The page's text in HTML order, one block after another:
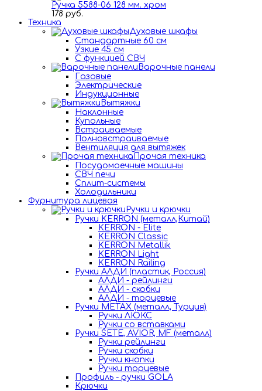
Ручка 5588-06 128 мм. хром
178 руб.
Техника
Духовые шкафы
Стандартные 60 см
Узкие 45 см
С функцией СВЧ
Варочные панели
Газовые
Электрические
Индукционные
Вытяжки
Наклонные
Купольные
Встраиваемые
Полновстраиваемые
Вентиляция для вытяжек
Прочая техника
Посудомоечные машины
СВЧ печи
Сплит-системы
Холодильники
Фурнитура лицевая
Ручки и крючки
Ручки KERRON (металл,Китай)
KERRON - Elite
KERRON Classic
KERRON Metallik
KERRON Light
KERRON Railing
Ручки АЛДИ (пластик, Россия)
АЛДИ - рейлинги
АЛДИ - скобки
АЛДИ - торцевые
Ручки METAX (металл, Турция)
Ручки ЛЮКС
Ручки со вставками
Ручки SETE, AVIOR, MF (металл)
Ручки рейлинги
Ручки скобки
Ручки кнопки
Ручки торцевые
Профиль - ручки GOLA
Крючки